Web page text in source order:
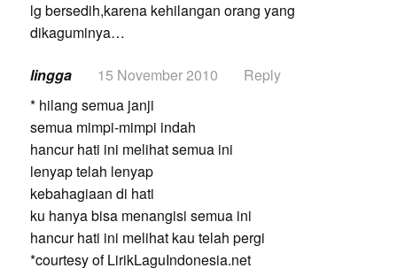
lg bersedih,karena kehilangan orang yang
dikaguminya…
lingga 15 November 2010
Reply
* hilang semua janji
semua mimpi-mimpi indah
hancur hati ini melihat semua ini
lenyap telah lenyap
kebahagiaan di hati
ku hanya bisa menangisi semua ini
hancur hati ini melihat kau telah pergi
*courtesy of LirikLaguIndonesia.net